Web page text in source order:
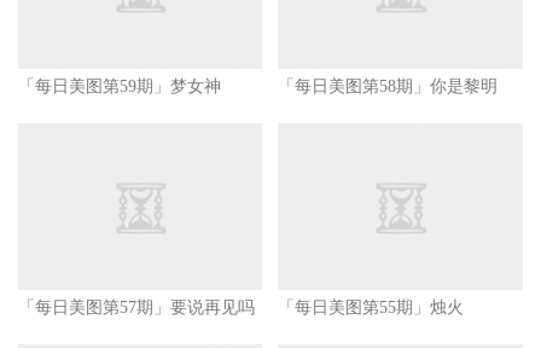
「每日美图第59期」梦女神 「每日美图第58期」你是黎明
「每日美图第57期」要说再见吗 「每日美图第55期」烛火